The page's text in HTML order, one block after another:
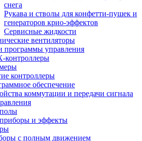
снега
Рукава и стволы для конфетти-пушек и
генераторов крио-эффектов
Сервисные жидкости
вентиляторы
программы управления
контроллеры
контроллеры
обеспечение
коммутации и передачи сигнала
и эффекты
с полным движением